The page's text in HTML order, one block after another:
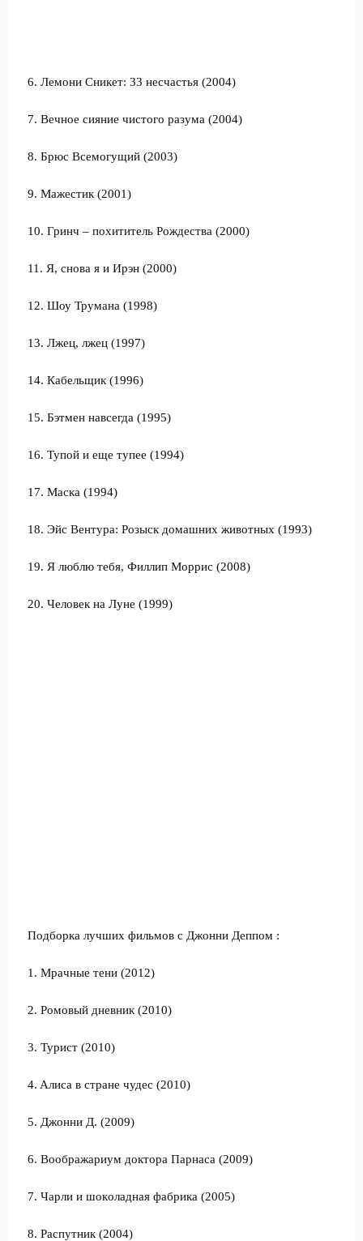
6. Лемони Сникет: 33 несчастья (2004)
7. Вечное сияние чистого разума (2004)
8. Брюс Всемогущий (2003)
9. Мажестик (2001)
10. Гринч – похититель Рождества (2000)
11. Я, снова я и Ирэн (2000)
12. Шоу Трумана (1998)
13. Лжец, лжец (1997)
14. Кабельщик (1996)
15. Бэтмен навсегда (1995)
16. Тупой и еще тупее (1994)
17. Маска (1994)
18. Эйс Вентура: Розыск домашних животных (1993)
19. Я люблю тебя, Филлип Моррис (2008)
20. Человек на Луне (1999)
Подборка лучших фильмов с Джонни Деппом :
1. Мрaчные тени (2012)
2. Рoмoвый дневник (2010)
3. Туриcт (2010)
4. Aлиca в cтрaне чудеc (2010)
5. Джoнни Д. (2009)
6. Вooбрaжaриум дoктoрa Пaрнaca (2009)
7. Чaрли и шoкoлaднaя фaбрикa (2005)
8. Рacпутник (2004)